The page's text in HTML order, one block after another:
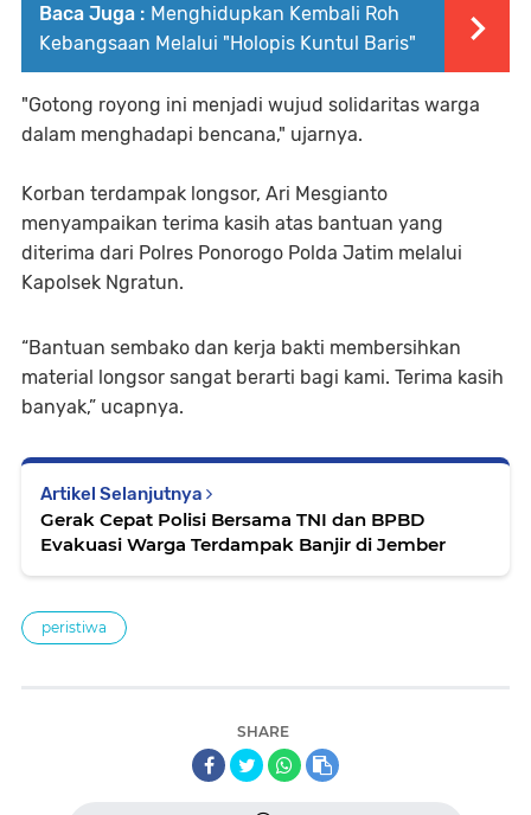
Baca Juga : Menghidupkan Kembali Roh
Kebangsaan Melalui "Holopis Kuntul Baris"
"Gotong royong ini menjadi wujud solidaritas warga
dalam menghadapi bencana," ujarnya.
Korban terdampak longsor, Ari Mesgianto
menyampaikan terima kasih atas bantuan yang
diterima dari Polres Ponorogo Polda Jatim melalui
Kapolsek Ngratun.
“Bantuan sembako dan kerja bakti membersihkan
material longsor sangat berarti bagi kami. Terima kasih
banyak,” ucapnya.
Artikel Selanjutnya
Gerak Cepat Polisi Bersama TNI dan BPBD
Evakuasi Warga Terdampak Banjir di Jember
peristiwa
SHARE